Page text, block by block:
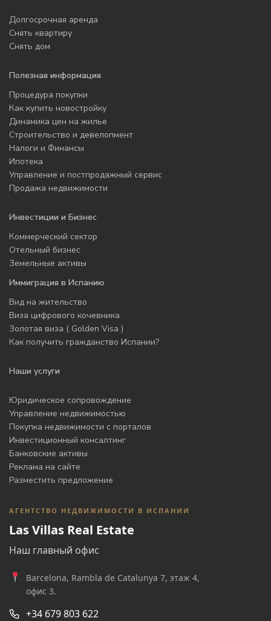
Долгосрочная аренда
Снять квартиру
Снять дом
Полезная информация
Процедура покупки
Как купить новостройку
Динамика цен на жилье
Строительство и девелопмент
Налоги и Финансы
Ипотека
Управление и постпродажный сервис
Продажа недвижимости
Инвестиции и Бизнес
Коммерческий сектор
Отельный бизнес
Земельные активы
Иммиграция в Испанию
Вид на жительство
Виза цифрового кочевника
Золотая виза ( Golden Visa )
Как получить гражданство Испании?
Наши услуги
Юридическое сопровождение
Управление недвижимостью
Покупка недвижимости с порталов
Инвестиционный консалтинг
Банковские активы
Реклама на сайте
Разместить предложение
АГЕНТСТВО НЕДВИЖИМОСТИ В ИСПАНИИ
Las Villas Real Estate
Наш главный офис
Barcelona, Rambla de Catalunya 7, этаж 4,
офис 3.
+34 679 803 622